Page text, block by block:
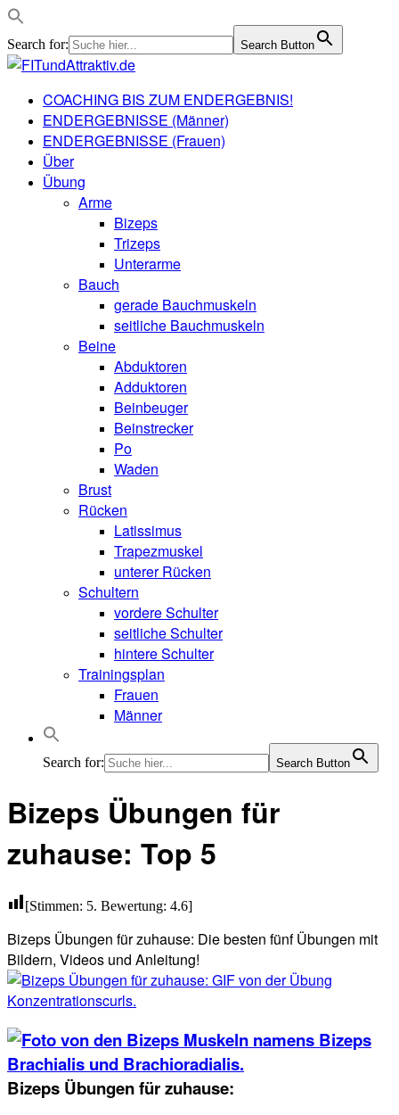
Search for: Search Button
COACHING BIS ZUM ENDERGEBNIS!
ENDERGEBNISSE (Männer)
ENDERGEBNISSE (Frauen)
Über
Übung
Arme
Bizeps
Trizeps
Unterarme
Bauch
gerade Bauchmuskeln
seitliche Bauchmuskeln
Beine
Abduktoren
Adduktoren
Beinbeuger
Beinstrecker
Po
Waden
Brust
Rücken
Latissimus
Trapezmuskel
unterer Rücken
Schultern
vordere Schulter
seitliche Schulter
hintere Schulter
Trainingsplan
Frauen
Männer
Search for: Search Button
Bizeps Übungen für
zuhause: Top 5
[Stimmen: 5. Bewertung: 4.6]
Bizeps Übungen für zuhause: Die besten fünf Übungen mit
Bildern, Videos und Anleitung!
Bizeps Übungen für zuhause: